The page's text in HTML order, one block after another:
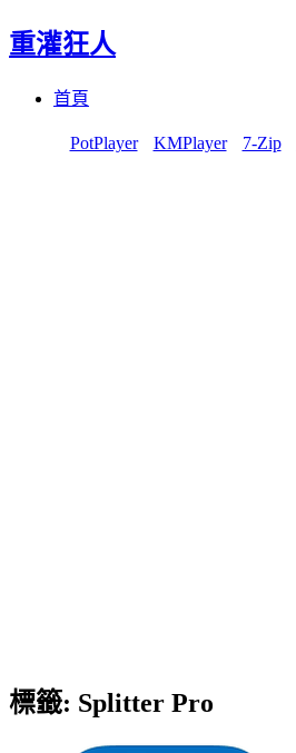
重灌狂人
首頁
PotPlayer KMPlayer 7-Zip
標籤: Splitter Pro